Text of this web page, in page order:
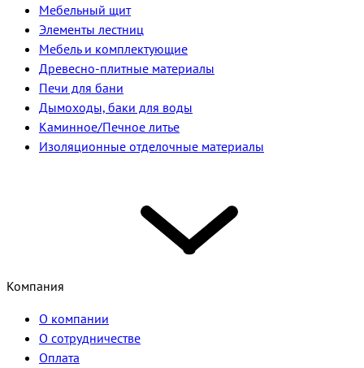
Мебельный щит
Элементы лестниц
Мебель и комплектующие
Древесно-плитные материалы
Печи для бани
Дымоходы, баки для воды
Каминное/Печное литье
Изоляционные отделочные материалы
Компания
О компании
О сотрудничестве
Оплата